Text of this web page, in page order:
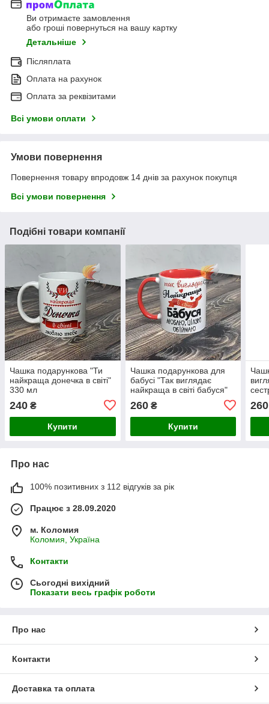
Ви отримаєте замовлення
або гроші повернуться на вашу картку
Детальніше
Післяплата
Оплата на рахунок
Оплата за реквізитами
Всі умови оплати
Умови повернення
Повернення товару впродовж 14 днів за рахунок покупця
Всі умови повернення
Подібні товари компанії
Чашка подарункова "Ти
найкраща донечка в світі"
330 мл
240 ₴
Купити
Чашка подарункова для
бабусі "Так виглядає
найкраща в світі бабуся"
серединка
260₴
Купити
260
Про нас
100% позитивних з 112 відгуків за рік
Працює з 28.09.2020
м. Коломия
Коломия, Україна
Контакти
Сьогодні вихідний
Показати весь графік роботи
Про нас
Контакти
Доставка та оплата